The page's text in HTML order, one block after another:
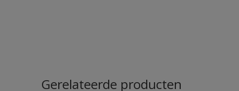
Gerelateerde producten